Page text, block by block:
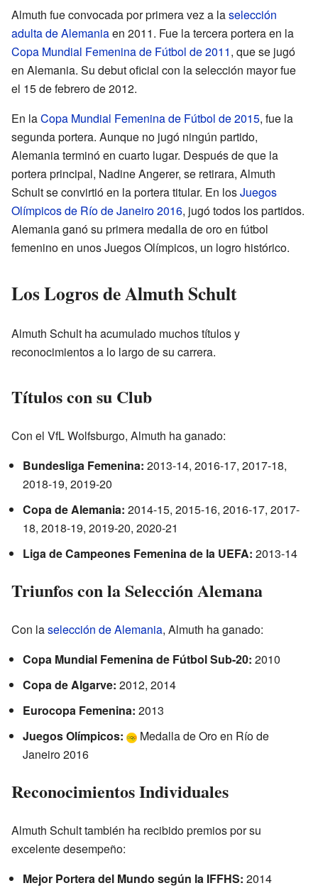
Almuth fue convocada por primera vez a laselección
adulta de Alemaniaen 2011. Fue la tercera portera en la
Copa Mundial Femenina de Fútbol de 2011, que se jugó
en Alemania. Su debut oficial con la selección mayor fue
el 15 de febrero de 2012.
En laCopa Mundial Femenina de Fútbol de 2015, fue la
segunda portera. Aunque no jugó ningún partido,
Alemania terminó en cuarto lugar. Después de que la
portera principal, Nadine Angerer, se retirara, Almuth
Schult se convirtió en la portera titular. En losJuegos
Olímpicos de Río de Janeiro 2016, jugó todos los partidos.
Alemania ganó su primera medalla de oro en fútbol
femenino en unos Juegos Olímpicos, un logro histórico.
Los Logros de Almuth Schult
Almuth Schult ha acumulado muchos títulos y
reconocimientos a lo largo de su carrera.
Títulos con su Club
Con el VfL Wolfsburgo, Almuth ha ganado:
Bundesliga Femenina: 2013-14, 2016-17, 2017-18,
2018-19, 2019-20
Copa de Alemania: 2014-15, 2015-16, 2016-17, 2017-
18, 2018-19, 2019-20, 2020-21
Liga de Campeones Femenina de la UEFA: 2013-14
Triunfos con la Selección Alemana
Con laselección de Alemania, Almuth ha ganado:
Copa Mundial Femenina de Fútbol Sub-20: 2010
Copa de Algarve: 2012, 2014
Eurocopa Femenina: 2013
Juegos Olímpicos:
Medalla de Oro en Río de
Janeiro 2016
Reconocimientos Individuales
Almuth Schult también ha recibido premios por su
excelente desempeño:
Mejor Portera del Mundo según la IFFHS: 2014